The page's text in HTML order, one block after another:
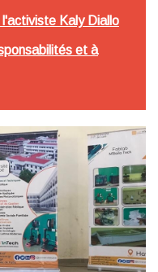
Kaly Diallo
et à